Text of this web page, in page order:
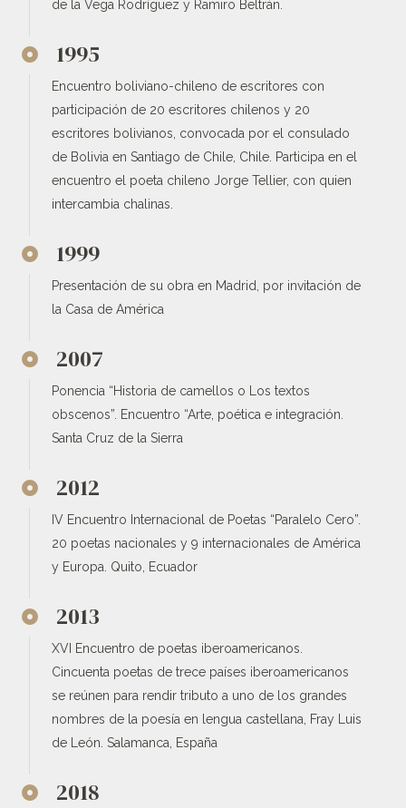
de la Vega Rodríguez y Ramiro Beltrán.
1995
Encuentro boliviano-chileno de escritores con
participación de 20 escritores chilenos y 20
escritores bolivianos, convocada por el consulado
de Bolivia en Santiago de Chile, Chile. Participa en el
encuentro el poeta chileno Jorge Tellier, con quien
intercambia chalinas.
1999
Presentación de su obra en Madrid, por invitación de
la Casa de América
2007
Ponencia “Historia de camellos o Los textos
obscenos”. Encuentro “Arte, poética e integración.
Santa Cruz de la Sierra
2012
IV Encuentro Internacional de Poetas “Paralelo Cero”.
20 poetas nacionales y 9 internacionales de América
y Europa. Quito, Ecuador
2013
XVI Encuentro de poetas iberoamericanos.
Cincuenta poetas de trece países iberoamericanos
se reúnen para rendir tributo a uno de los grandes
nombres de la poesía en lengua castellana, Fray Luis
de León. Salamanca, España
2018